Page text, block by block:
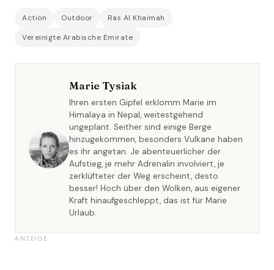
Action Outdoor
Ras Al Khaimah
Vereinigte Arabische Emirate
Marie Tysiak
Ihren ersten Gipfel erklomm Marie im
Himalaya in Nepal, weitestgehend
ungeplant. Seither sind einige Berge
hinzugekommen, besonders Vulkane haben
es ihr angetan. Je abenteuerlicher der
Aufstieg, je mehr Adrenalin involviert, je
zerklüfteter der Weg erscheint, desto
besser! Hoch über den Wolken, aus eigener
Kraft hinaufgeschleppt, das ist für Marie
Urlaub.
ANZEIGE